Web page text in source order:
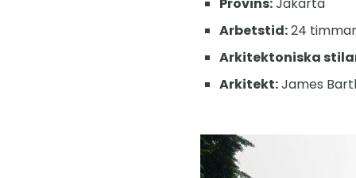
Arbetstid:24 timmar
Arkitektoniska
Arkitekt:James